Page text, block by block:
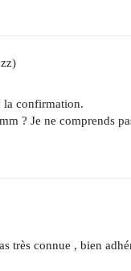
la confirmation.
? Je ne comprends
très connue , bien